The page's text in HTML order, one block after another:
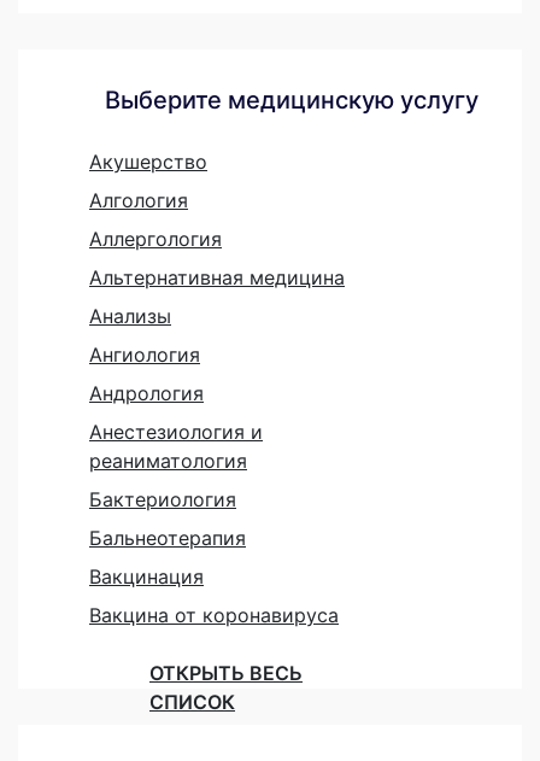
Выберите медицинскую услугу
Акушерство
Алгология
Аллергология
Альтернативная медицина
Анализы
Ангиология
Андрология
Анестезиология и
реаниматология
Бактериология
Бальнеотерапия
Вакцинация
Вакцина от коронавируса
ОТКРЫТЬ ВЕСЬ
СПИСОК